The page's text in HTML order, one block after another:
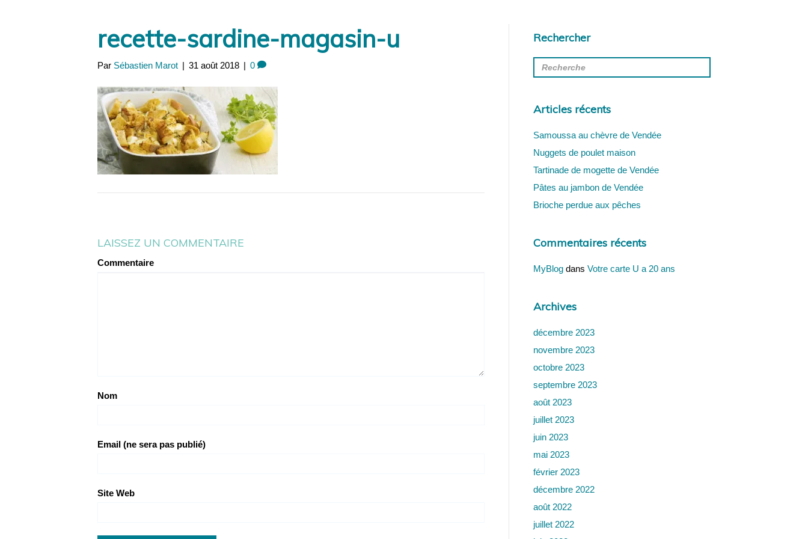
recette-sardine-magasin-u
Par Sébastien Marot | 31 août 2018 | 0
LAISSEZ UN COMMENTAIRE
Commentaire
Nom
Email (ne sera pas publié)
Site Web
Rechercher
Articles récents
Samoussa au chèvre de Vendée
Nuggets de poulet maison
Tartinade de mogette de Vendée
Pâtes au jambon de Vendée
Brioche perdue aux pêches
Commentaires récents
MyBlog dans Votre carte U a 20 ans
Archives
décembre 2023
novembre 2023
octobre 2023
septembre 2023
août 2023
juillet 2023
juin 2023
mai 2023
février 2023
décembre 2022
août 2022
juillet 2022